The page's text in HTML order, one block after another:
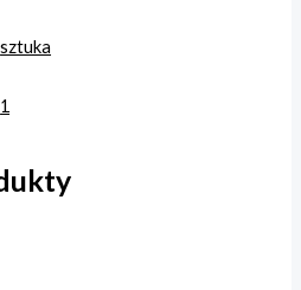
sztuka
1